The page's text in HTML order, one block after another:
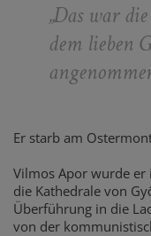
„Das war
dem lieben
Er starb am
Vilmos Apor wurde
die Kathedrale von
Überführung in die
von der